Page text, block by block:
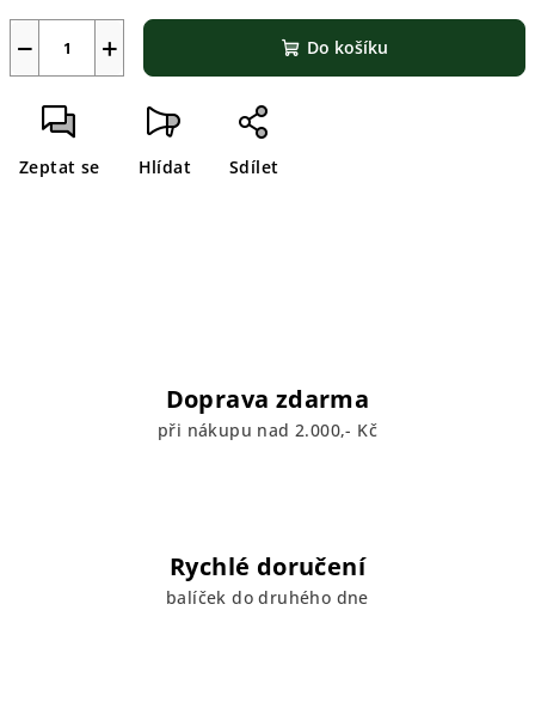
+
− Do košíku
Zeptat se Hlídat Sdílet
Doprava zdarma
při nákupu nad 2.000,- Kč
Rychlé doručení
balíček do druhého dne